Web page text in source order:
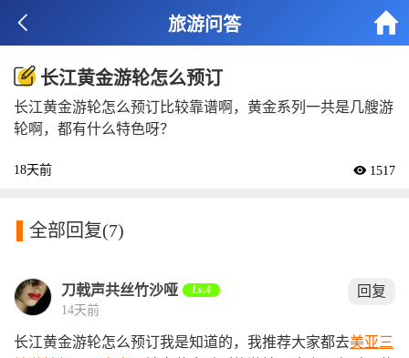
 旅游问答 
长江黄金游轮怎么预订
长江黄金游轮怎么预订比较靠谱啊，黄金系列一共是几艘游
轮啊，都有什么特色呀？
18天前  1517
全部回复(7)
刀戟声共丝竹沙哑 Lv.4
14天前
回复
长江黄金游轮怎么预订我是知道的，我推荐大家都去美亚三